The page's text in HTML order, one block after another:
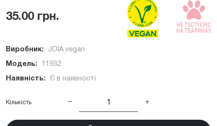
35.00 грн.
Виробник: JOIA vegan
Модель: 11932
Наявність: Є в наявності
Кількість